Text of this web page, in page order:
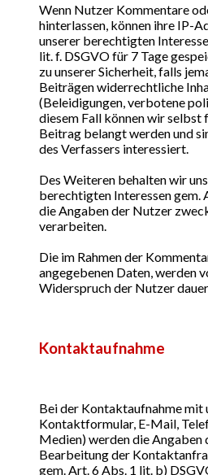
Wenn Nutzer Kommentare
hinterlassen, können ihre IP-
unserer berechtigten
lit. f. DSGVO für 7 Tage
zu unserer Sicherheit, falls
Beiträgen widerrechtliche
(Beleidigungen, verbotene
diesem Fall können wir selbst
Beitrag belangt werden und
des Verfassers interessiert.
Des Weiteren behalten wir
berechtigten Interessen gem.
die Angaben der Nutzer
verarbeiten.
Die im Rahmen der
angegebenen Daten, werden
Widerspruch der Nutzer
Kontaktaufnahme
Bei der Kontaktaufnahme mit
Kontaktformular, E-Mail,
Medien) werden die Angaben
Bearbeitung der
gem. Art. 6 Abs. 1 lit. b)